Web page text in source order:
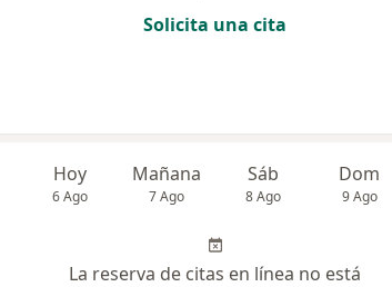
Solicita una cita
Hoy
6 Ago
Mañana
7 Ago
Sáb
8 Ago
Dom
9 Ago
La reserva de citas en línea no está